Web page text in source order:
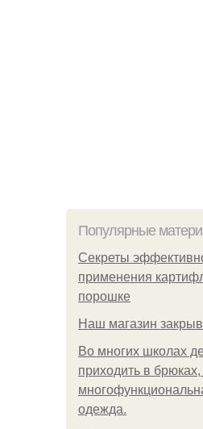
Популярные
Секреты
применения
порошке
Нaш магaзин
Во многих школах
приходить в брюках,
одежда.